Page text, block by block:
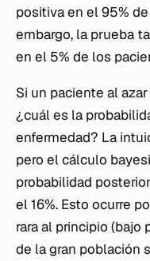
positiva en el 95%
embargo, la prueba
en el 5% de los
Si un paciente al
¿cuál es la
enfermedad? La
pero el cálculo
probabilidad
el 16%. Esto ocurre
rara al principio (bajo
de la gran población